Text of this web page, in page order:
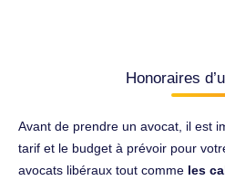
Honoraires
Avant de prendre un avocat, il est
tarif et le budget à prévoir pour
avocats libéraux tout comme les